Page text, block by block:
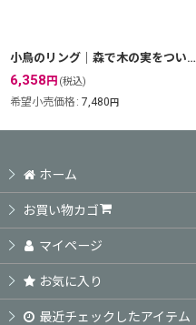
小鳥のリング｜森で木の実をついばむ姿がハッピーなフリーサイズリング【silver925】
6,358 円 (税込)
希望小売価格 : 7,480円
ホーム
お買い物カゴ
マイページ
お気に入り
最近チェックしたアイテム